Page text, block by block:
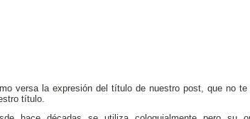
versa la expresión del título de nuestro post, que no
título.